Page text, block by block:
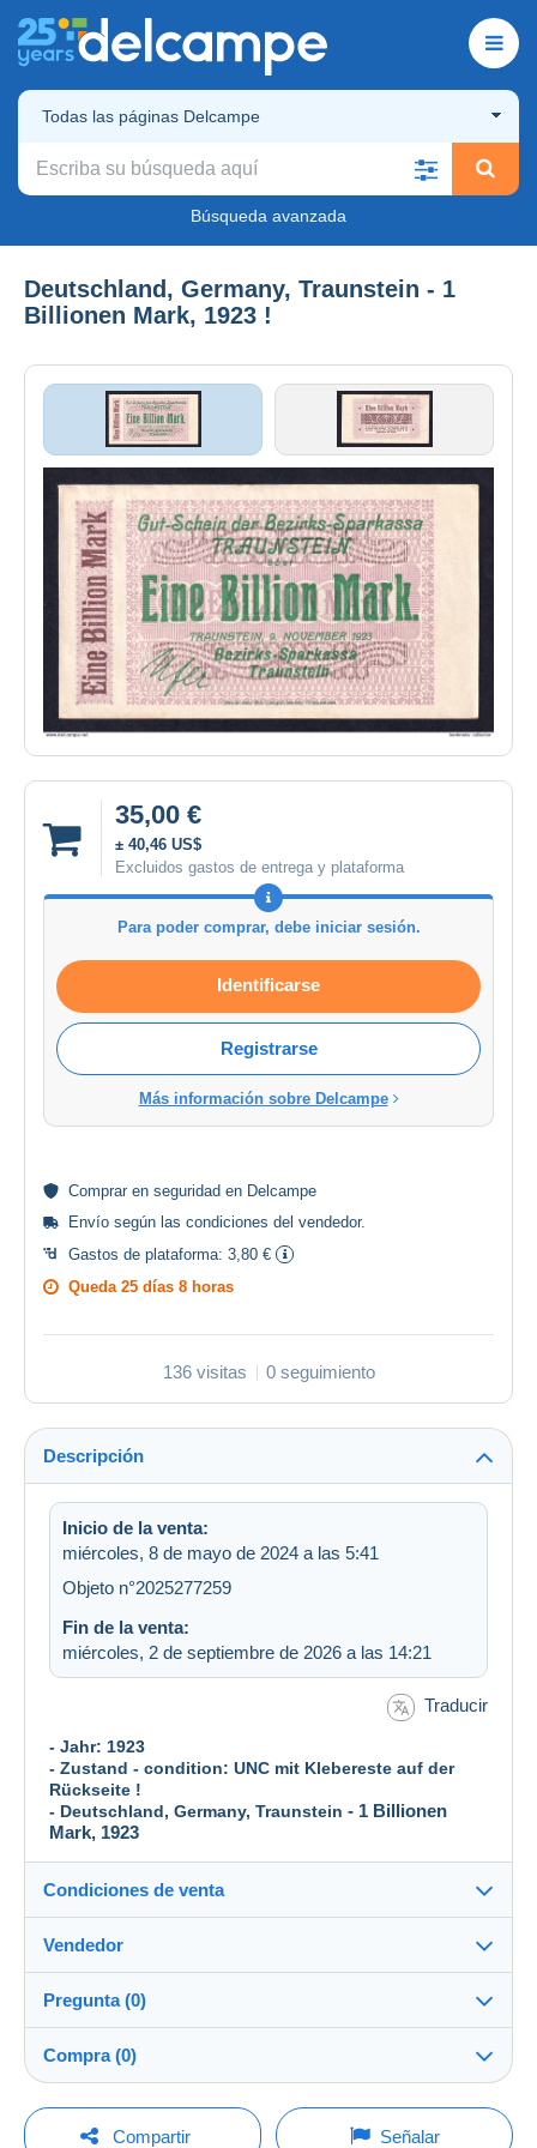
Todas las páginas Delcampe
Búsqueda avanzada
Deutschland, Germany, Traunstein - 1
Billionen Mark, 1923 !
35,00 €
± 40,46 US$
Excluidos gastos de entrega y plataforma
Para poder comprar, debe iniciar sesión.
Identificarse
Registrarse
Más información sobre Delcampe
Comprar en seguridad en Delcampe
Envío según las condiciones del vendedor.
Gastos de plataforma: 3,80 €
Queda 25 días 8 horas
136 visitas 0 seguimiento
Descripción
Inicio de la venta:
miércoles, 8 de mayo de 2024 a las 5:41
Objeto n°2025277259
Fin de la venta:
miércoles, 2 de septiembre de 2026 a las 14:21
Traducir
- Jahr: 1923
- Zustand - condition: UNC mit Klebereste auf der
Rückseite !
- Deutschland, Germany, Traunstein - 1 Billionen
Mark, 1923
Condiciones de venta
Destino:
Ver la lista de países
Envío:
Envío después del pago
A cargo del comprador
Vendedor
banknote_collector100%(1207x)
Tienda
Pregunta (0)
Para hacer una pregunta, debe iniciar una
Compra (0)
Última actualización: 6:08:37
Compartir Señalar